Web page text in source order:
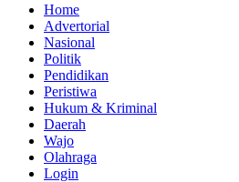
Home
Advertorial
Nasional
Politik
Pendidikan
Peristiwa
Hukum & Kriminal
Daerah
Wajo
Olahraga
Login